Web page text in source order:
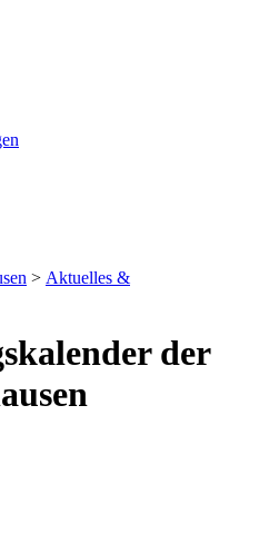
> Aktuelles &
der